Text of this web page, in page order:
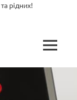
рідних!
МЕНЮ